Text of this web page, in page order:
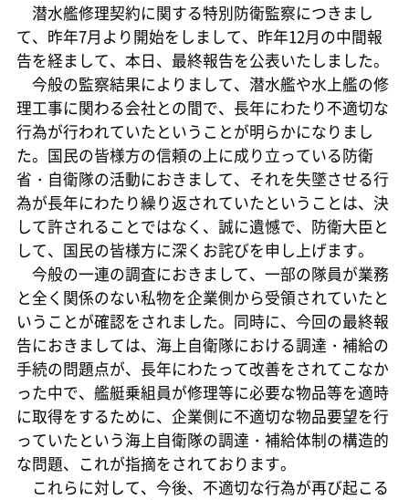
潜水艦修理契約に関する特別防衛監察につきまし
て、昨年7月より開始をしまして、昨年12月の中間報
告を経まして、本日、最終報告を公表いたしました。
今般の監察結果によりまして、潜水艦や水上艦の修
理工事に関わる会社との間で、長年にわたり不適切な
行為が行われていたということが明らかになりまし
た。国民の皆様方の信頼の上に成り立っている防衛
省・自衛隊の活動におきまして、それを失墜させる行
為が長年にわたり繰り返されていたということは、決
して許されることではなく、誠に遺憾で、防衛大臣と
して、国民の皆様方に深くお詫びを申し上げます。
今般の一連の調査におきまして、一部の隊員が業務
と全く関係のない私物を企業側から受領されていたと
いうことが確認をされました。同時に、今回の最終報
告におきましては、海上自衛隊における調達・補給の
手続の問題点が、長年にわたって改善をされてこなか
った中で、艦艇乗組員が修理等に必要な物品等を適時
に取得をするために、企業側に不適切な物品要望を行
っていたという海上自衛隊の調達・補給体制の構造的
な問題、これが指摘をされております。
これらに対して、今後、不適切な行為が再び起こる